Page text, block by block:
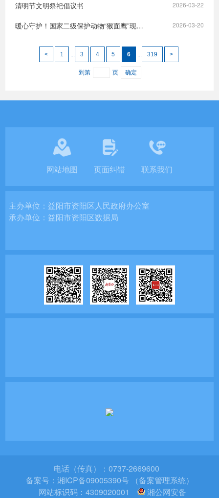
2026-03-22
清明节文明祭祀倡议书
2026-03-20
暖心守护！国家二级保护动物“猴面鹰”现身资阳
< 1 ... 3 4 5 6 ... 319 >
到第 页 确定
网站地图 页面纠错 联系我们
主办单位：益阳市资阳区人民政府办公室
承办单位：益阳市资阳区数据局
电话（传真）：0737-2669600
备案号： 湘ICP备09005390号 （备案管理系统）
网站标识码：4309020001
湘公网安备